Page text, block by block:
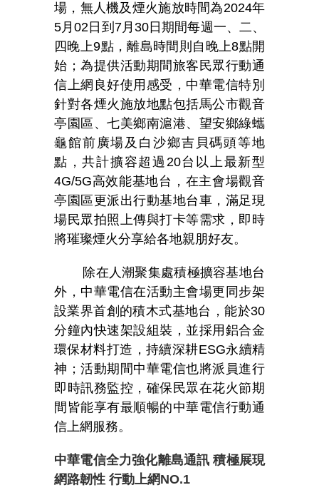
場，無人機及煙火施放時間為2024年
5月02日到7月30日期間每週一、二、
四晚上9點，離島時間則自晚上8點開
始；為提供活動期間旅客民眾行動通
信上網良好使用感受，中華電信特別
針對各煙火施放地點包括馬公市觀音
亭園區、七美鄉南滬港、望安鄉綠蠵
龜館前廣場及白沙鄉吉貝碼頭等地
點，共計擴容超過20台以上最新型
4G/5G高效能基地台，在主會場觀音
亭園區更派出行動基地台車，滿足現
場民眾拍照上傳與打卡等需求，即時
將璀璨煙火分享給各地親朋好友。
除在人潮聚集處積極擴容基地台
外，中華電信在活動主會場更同步架
設業界首創的積木式基地台，能於30
分鐘內快速架設組裝，並採用鋁合金
環保材料打造，持續深耕ESG永續精
神；活動期間中華電信也將派員進行
即時訊務監控，確保民眾在花火節期
間皆能享有最順暢的中華電信行動通
信上網服務。
中華電信全力強化離島通訊 積極展現
網路韌性 行動上網NO.1